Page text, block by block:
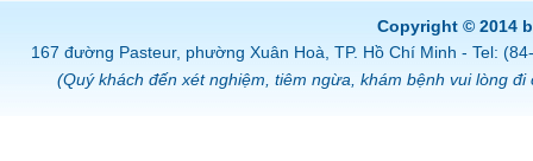
Copyright © 2014
167 đường Pasteur, phường Xuân Hoà, TP. Hồ Chí Minh - Tel:
(Quý khách đến xét nghiệm, tiêm ngừa, khám bệnh vui lòng